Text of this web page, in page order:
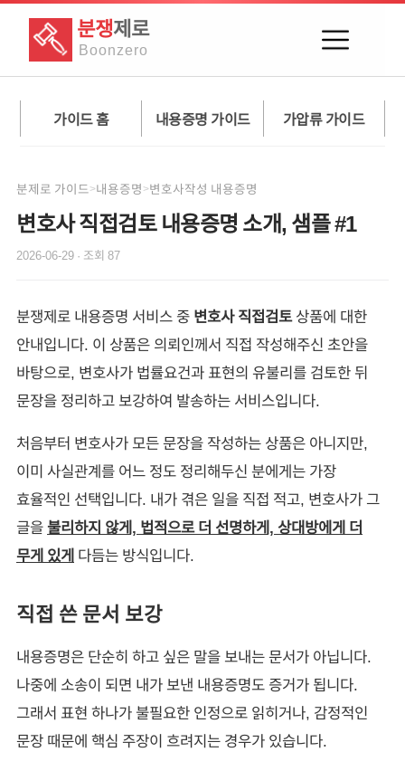
분쟁제로
Boonzero
가이드 홈 내용증명 가이드 가압류 가이드
분제로 가이드>내용증명>변호사작성 내용증명
변호사 직접검토 내용증명 소개, 샘플 #1
2026-06-29 · 조회 87
분쟁제로 내용증명 서비스 중 변호사 직접검토상품에 대한
안내입니다. 이 상품은 의뢰인께서 직접 작성해주신 초안을
바탕으로, 변호사가 법률요건과 표현의 유불리를 검토한 뒤
문장을 정리하고 보강하여 발송하는 서비스입니다.
처음부터 변호사가 모든 문장을 작성하는 상품은 아니지만,
이미 사실관계를 어느 정도 정리해두신 분에게는 가장
효율적인 선택입니다. 내가 겪은 일을 직접 적고, 변호사가 그
글을불리하지 않게, 법적으로 더 선명하게, 상대방에게 더
무게 있게 다듬는 방식입니다.
직접 쓴 문서 보강
내용증명은 단순히 하고 싶은 말을 보내는 문서가 아닙니다.
나중에 소송이 되면 내가 보낸 내용증명도 증거가 됩니다.
그래서 표현 하나가 불필요한 인정으로 읽히거나, 감정적인
문장 때문에 핵심 주장이 흐려지는 경우가 있습니다.